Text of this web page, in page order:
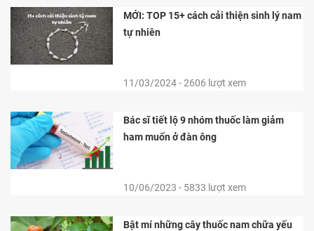
MỚI: TOP 15+ cách cải thiện sinh lý nam
tự nhiên
11/03/2024 - 2606 lượt xem
Bác sĩ tiết lộ 9 nhóm thuốc làm giảm
ham muốn ở đàn ông
10/06/2023 - 5833 lượt xem
Bật mí những cây thuốc nam chữa yếu